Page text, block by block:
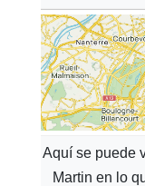
Aquí se puede
Martin en lo